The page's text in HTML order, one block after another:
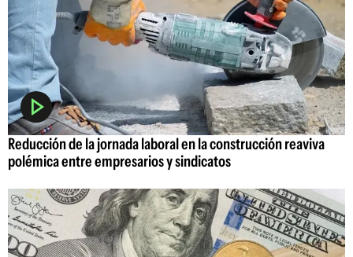
Reducción de la jornada laboral en la construcción reaviva
polémica entre empresarios y sindicatos